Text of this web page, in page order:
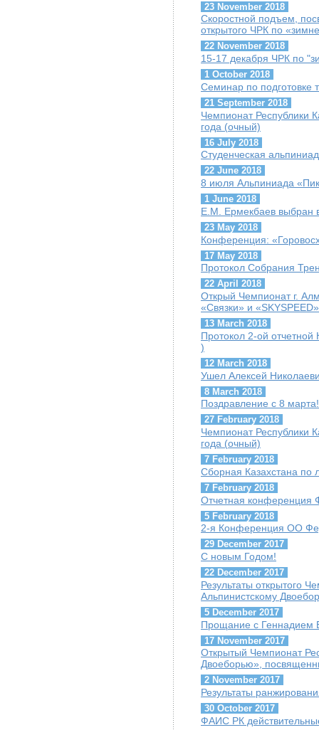
23 November 2018
Скоростной подъем,
открытого ЧРК по
22 November 2018
15-17 декабря ЧРК по
1 October 2018
Семинар по подготовке
21 September 2018
Чемпионат Республики
года (очный)
16 July 2018
Студенческая
22 June 2018
8 июля Альпиниада
1 June 2018
Е.М. Ермекбаев выбран
23 May 2018
Конференция:
17 May 2018
Протокол Собрания
22 April 2018
Открый Чемпионат г.
«Связки» и «SKYSPEED»
13 March 2018
Протокол 2-ой
)
12 March 2018
Ушел Алексей
8 March 2018
Поздравление с 8 марта!
27 February 2018
Чемпионат Республики
года (очный)
7 February 2018
Сборная Казахстана по
7 February 2018
Отчетная
5 February 2018
2-я Конференция ОО
29 December 2017
С новым Годом!
22 December 2017
Результаты открытого
Альпинистскому
5 December 2017
Прощание с Геннадием
17 November 2017
Открытый Чемпионат
Двоеборью»,
2 November 2017
Результаты
30 October 2017
ФАИС РК